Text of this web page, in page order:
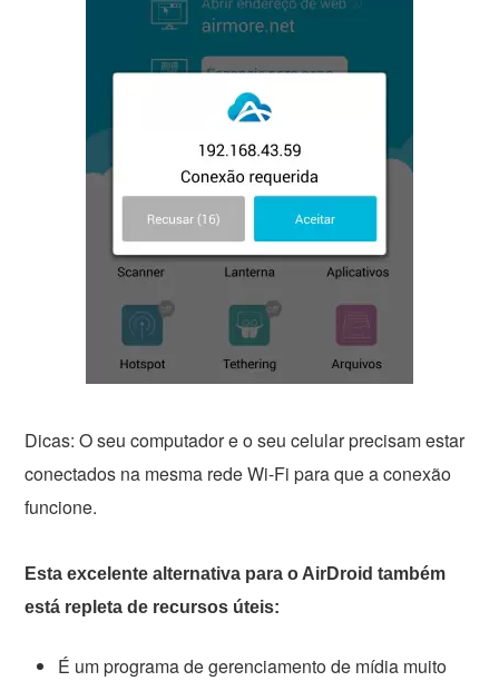
Dicas: O seu computador e o seu celular precisam estar
conectados na mesma rede Wi-Fi para que a conexão
funcione.
Esta excelente alternativa para o AirDroid também
está repleta de recursos úteis:
É um programa de gerenciamento de mídia muito